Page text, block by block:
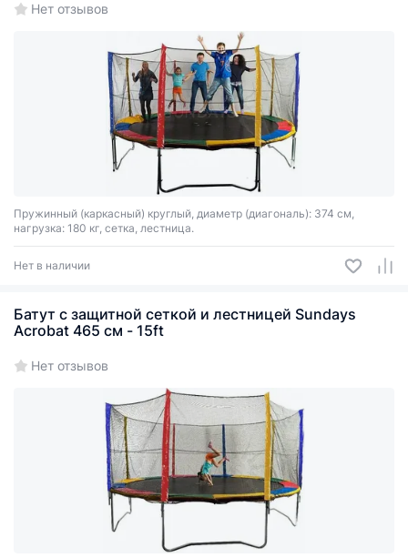
Нет отзывов
Пружинный (каркасный) круглый, диаметр (диагональ): 374 см,
нагрузка: 180 кг, сетка, лестница.
Нет в наличии
Батут с защитной сеткой и лестницей Sundays
Acrobat 465 см - 15ft
Нет отзывов